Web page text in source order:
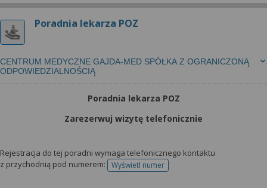
Poradnia lekarza POZ
CENTRUM MEDYCZNE GAJDA-MED SPÓŁKA Z OGRANICZONĄ
ODPOWIEDZIALNOŚCIĄ
Poradnia lekarza POZ
Zarezerwuj wizytę telefonicznie
Rejestracja do tej poradni wymaga telefonicznego kontaktu
z przychodnią pod numerem:
Wyświetl numertelefonu do rejestracji
danych tylko w niektórych celach. Jeżeli chcesz
dowiedzieć się więcej lub chcesz przeprowadzić
konfigurację szczegółową, to możesz tego dokonać
za pomocą „Ustawień zaawansowanych”.
narzędzi zewnętrznych w naszym serwisie
znajdziesz w Regulaminie Serwisu.